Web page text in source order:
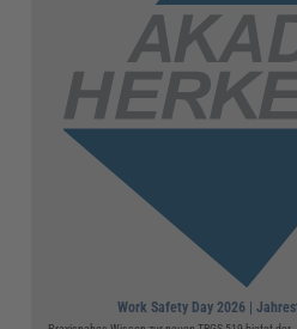
Work Safety Day 2026 |